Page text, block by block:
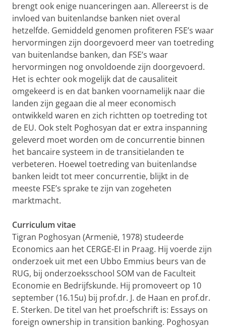
brengt ook enige nuanceringen aan. Allereerst is de
invloed van buitenlandse banken niet overal
hetzelfde. Gemiddeld genomen profiteren FSE’s waar
hervormingen zijn doorgevoerd meer van toetreding
van buitenlandse banken, dan FSE’s waar
hervormingen nog onvoldoende zijn doorgevoerd.
Het is echter ook mogelijk dat de causaliteit
omgekeerd is en dat banken voornamelijk naar die
landen zijn gegaan die al meer economisch
ontwikkeld waren en zich richtten op toetreding tot
de EU. Ook stelt Poghosyan dat er extra inspanning
geleverd moet worden om de concurrentie binnen
het bancaire systeem in de transitielanden te
verbeteren. Hoewel toetreding van buitenlandse
banken leidt tot meer concurrentie, blijkt in de
meeste FSE’s sprake te zijn van zogeheten
marktmacht.
Curriculum vitae
Tigran Poghosyan (Armenië, 1978) studeerde
Economics aan het CERGE-EI in Praag. Hij voerde zijn
onderzoek uit met een Ubbo Emmius beurs van de
RUG, bij onderzoeksschool SOM van de Faculteit
Economie en Bedrijfskunde. Hij promoveert op 10
september (16.15u) bij prof.dr. J. de Haan en prof.dr.
E. Sterken. De titel van het proefschrift is: Essays on
foreign ownership in transition banking. Poghosyan